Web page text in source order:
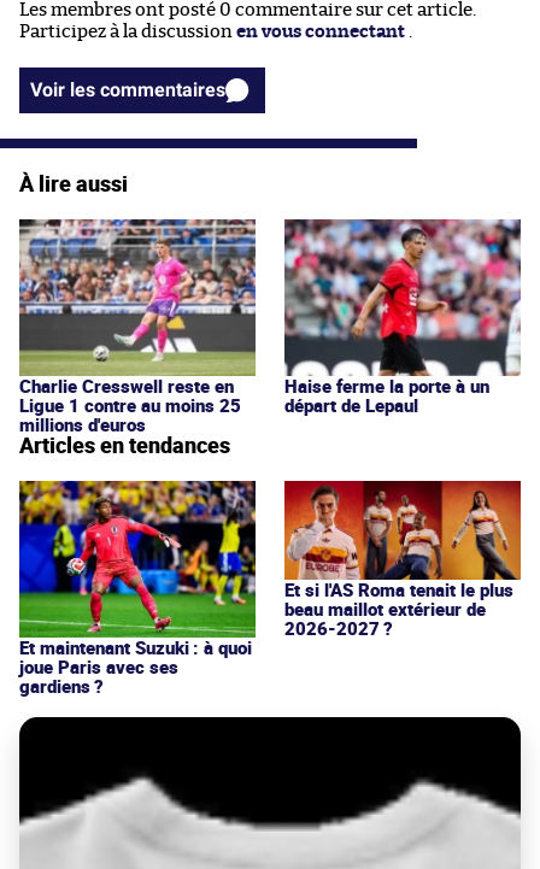
Les membres ont posté 0 commentaire sur cet article.
Participez à la discussion en vous connectant .
Voir les commentaires
À lire aussi
Charlie Cresswell reste en
Ligue 1 contre au moins 25
millions d'euros
Haise ferme la porte à un
départ de Lepaul
Articles en tendances
Et maintenant Suzuki : à quoi
joue Paris avec ses
gardiens ?
Et si l'AS Roma tenait le plus
beau maillot extérieur de
2026-2027 ?